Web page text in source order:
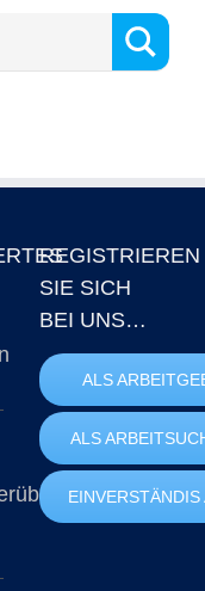
REGISTRIEREN
SIE SICH
BEI UNS…
ALS
ALS
EINVERSTÄNDIS